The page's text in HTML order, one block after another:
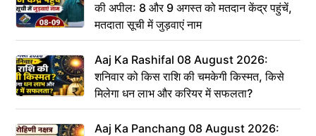
की अपील: 8 और 9 अगस्त को मतदान केंद्र पहुंचें,
मतदाता सूची में जुड़वाएं नाम
Aaj Ka Rashifal 08 August 2026:
शनिवार को किस राशि की चमकेगी किस्मत, किसे
मिलेगा धन लाभ और करियर में सफलता?
Aaj Ka Panchang 08 August 2026: